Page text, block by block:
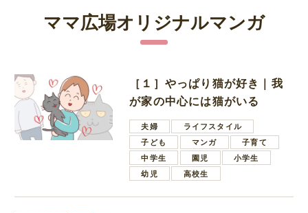
ママ広場オリジナルマンガ
［１］やっぱり猫が好き｜我
が家の中心には猫がいる
夫婦
ライフスタイル
子ども
マンガ
子育て
中学生
園児
小学生
幼児
高校生